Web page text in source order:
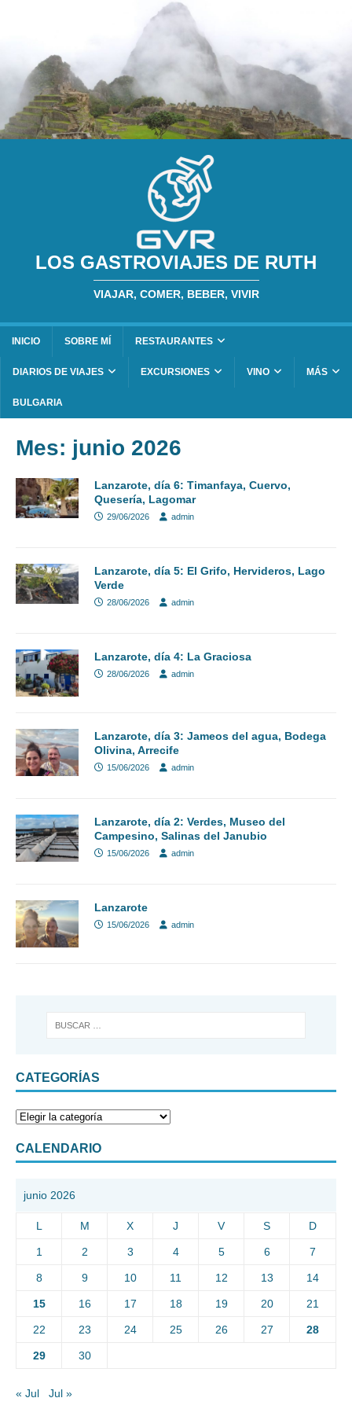
LOS GASTROVIAJES DE RUTH
VIAJAR, COMER, BEBER, VIVIR
INICIO SOBRE MÍ RESTAURANTES
DIARIOS DE VIAJES EXCURSIONES VINO MÁS
BULGARIA
Mes: junio 2026
Lanzarote, día 6: Timanfaya, Cuervo,
Quesería, Lagomar
29/06/2026 admin
Lanzarote, día 5: El Grifo, Hervideros, Lago
Verde
28/06/2026 admin
Lanzarote, día 4: La Graciosa
28/06/2026 admin
Lanzarote, día 3: Jameos del agua, Bodega
Olivina, Arrecife
15/06/2026 admin
Lanzarote, día 2: Verdes, Museo del
Campesino, Salinas del Janubio
15/06/2026 admin
Lanzarote
15/06/2026 admin
CATEGORÍAS
CALENDARIO
junio 2026
L M X J V S D
1 2 3 4 5 6 7
8 9 10 11 12 13 14
15 16 17 18 19 20 21
22 23 24 25 26 27 28
29 30
« Jul Jul »